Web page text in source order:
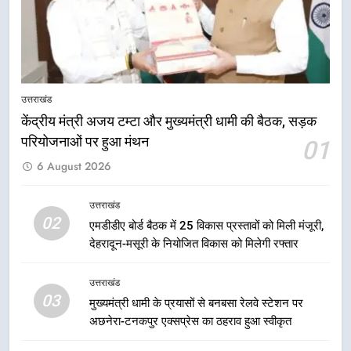
उत्तराखंड
केंद्रीय मंत्री अजय टम्टा और मुख्यमंत्री धामी की बैठक, सड़क
परियोजनाओं पर हुआ मंथन
01
6 August 2026
02
उत्तराखंड
एमडीडीए बोर्ड बैठक में 25 विकास प्रस्तावों को मिली मंजूरी,
देहरादून-मसूरी के नियोजित विकास को मिलेगी रफ्तार
03
उत्तराखंड
मुख्यमंत्री धामी के प्रयासों से बनबसा रेलवे स्टेशन पर
अछनेरा-टनकपुर एक्सप्रेस का ठहराव हुआ स्वीकृत
का आह्वान किया
खेल मंत्री रेखा आर्या ने देवभूमि से बुलंद
किया 2036 ओलंपिक मेजबानी का संकल्प
1
नियोजित विकास को मिलेगी रफ्तार
उत्तराखंड